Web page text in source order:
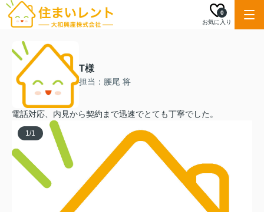
お気に入り
0
T様
担当：腰尾 将
電話対応、内見から契約まで迅速でとても丁寧でした。
1/1